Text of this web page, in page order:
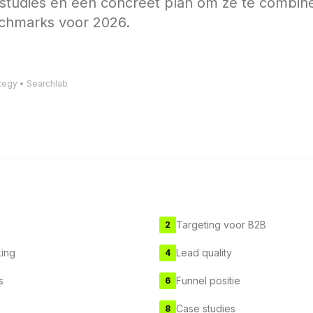
voor 2026.
• Searchlab
2 Targeting voor B2B
4 Lead quality
6 Funnel positie
8 Case studies